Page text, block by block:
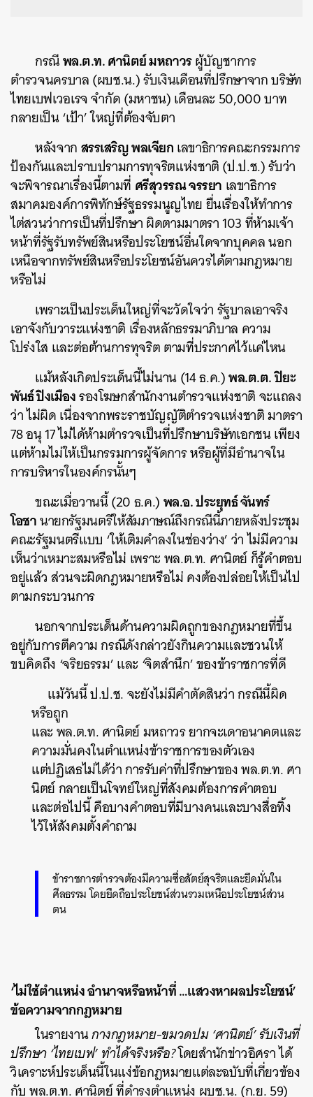
กรณีพล.ต.ท. ศานิตย์ มหถาวรผู้บัญชาการ
ตำรวจนครบาล (ผบช.น.) รับเงินเดือนที่ปรึกษาจาก บริษัท
ไทยเบฟเวอเรจ จำกัด (มหาชน) เดือนละ 50,000 บาท
กลายเป็น ‘เป้า’ ใหญ่ที่ต้องจับตา
หลังจากสรรเสริญ พลเจียกเลขาธิการคณะกรรมการ
ป้องกันและปราบปรามการทุจริตแห่งชาติ (ป.ป.ช.) รับว่า
จะพิจารณาเรื่องนี้ตามที่ ศรีสุวรรณ จรรยา เลขาธิการ
สมาคมองค์การพิทักษ์รัฐธรรมนูญไทย ยื่นเรื่องให้ทำการ
ไต่สวนว่าการเป็นที่ปรึกษา ผิดตามมาตรา 103 ที่ห้ามเจ้า
หน้าที่รัฐรับทรัพย์สินหรือประโยชน์อื่นใดจากบุคคล นอก
เหนือจากทรัพย์สินหรือประโยชน์อันควรได้ตามกฎหมาย
หรือไม่
เพราะเป็นประเด็นใหญ่ที่จะวัดใจว่า รัฐบาลเอาจริง
เอาจังกับวาระแห่งชาติ เรื่องหลักธรรมาภิบาล ความ
โปร่งใส และต่อต้านการทุจริต ตามที่ประกาศไว้แค่ไหน
แม้หลังเกิดประเด็นนี้ไม่นาน (14 ธ.ค.)พล.ต.ต. ปิยะ
พันธ์ ปิงเมืองรองโฆษกสำนักงานตำรวจแห่งชาติ จะแถลง
ว่า ไม่ผิด เนื่องจากพระราชบัญญัติตำรวจแห่งชาติ มาตรา
78 อนุ 17 ไม่ได้ห้ามตำรวจเป็นที่ปรึกษาบริษัทเอกชน เพียง
แต่ห้ามไม่ให้เป็นกรรมการผู้จัดการ หรือผู้ที่มีอำนาจใน
การบริหารในองค์กรนั้นๆ
ขณะเมื่อวานนี้ (20 ธ.ค.)พล.อ. ประยุทธ์ จันทร์
โอชานายกรัฐมนตรีให้สัมภาษณ์ถึงกรณีนี้ภายหลังประชุม
คณะรัฐมนตรีแบบ ‘ให้เติมคำลงในช่องว่าง’ ว่า ไม่มีความ
เห็นว่าเหมาะสมหรือไม่ เพราะ พล.ต.ท. ศานิตย์ ก็รู้คำตอบ
อยู่แล้ว ส่วนจะผิดกฎหมายหรือไม่ คงต้องปล่อยให้เป็นไป
ตามกระบวนการ
นอกจากประเด็นด้านความผิดถูกของกฎหมายที่ขึ้น
อยู่กับการตีความ กรณีดังกล่าวยังกินความและชวนให้
ขบคิดถึง ‘จริยธรรม’ และ ‘จิตสำนึก’ ของข้าราชการที่ดี
แม้วันนี้ ป.ป.ช. จะยังไม่มีคำตัดสินว่า กรณีนี้ผิด
หรือถูก
และ พล.ต.ท. ศานิตย์ มหถาวร ยากจะเดาอนาคตและ
ความมั่นคงในตำแหน่งข้าราชการของตัวเอง
แต่ปฏิเสธไม่ได้ว่า การรับค่าที่ปรึกษาของ พล.ต.ท. ศา
นิตย์ กลายเป็นโจทย์ใหญ่ที่สังคมต้องการคำตอบ
และต่อไปนี้ คือบางคำตอบที่มีบางคนและบางสื่อทิ้ง
ไว้ให้สังคมตั้งคำถาม
ข้าราชการตำรวจต้องมีความซื่อสัตย์สุจริตและยึดมั่นใน
ศีลธรรม โดยยึดถือประโยชน์ส่วนรวมเหนือประโยชน์ส่วน
ตน
‘ไม่ใช้ตำแหน่ง อำนาจหรือหน้าที่ …แสวงหาผลประโยชน์’
ข้อความจากกฎหมาย
ในรายงานกางกฎหมาย-ขมวดปม ‘ศานิตย์’ รับเงินที่
ปรึกษา ‘ไทยเบฟ’ ทำได้จริงหรือ?โดยสำนักข่าวอิศรา ได้
วิเคราะห์ประเด็นนี้ในแง่ข้อกฎหมายแต่ละฉบับที่เกี่ยวข้อง
กับ พล.ต.ท. ศานิตย์ ที่ดำรงตำแหน่ง ผบช.น. (ก.ย. 59)